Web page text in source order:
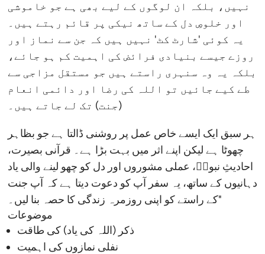
نہیں، بلکہ ان لوگوں کے لیے بھی ہے جو خاموشی
اور خلوصِ دل کے ساتھ نیکی پر قائم رہتے ہیں۔
یہ کوئی 'شارٹ کٹ' نہیں ہیں کہ جن سے نماز اور
روزے جیسے بنیادی فرائض کی اہمیت کم ہو جائے،
بلکہ یہ وہ سنہری راستے ہیں جو مستقل مزاجی سے
طے کیے جائیں تو اللہ کی رضا اور دائمی انعام
(جنت) تک لے جاتے ہیں۔
​ہر سبق ایک ایسے خاص عمل پر روشنی ڈالتا ہے جو بظاہر
چھوٹا ہے لیکن اپنے اثر میں بہت بڑا ہے۔ قرآنی بصیرت،
احادیثِ نبویؐ، عملی مشوروں اور دل کو چھو لینے والی یاد
دہانیوں کے ساتھ، یہ سفر آپ کو دعوت دیتا ہے کہ آپ جنت
کے راستے کو اپنی روزمرہ زندگی کا حصہ بنا لیں۔"
موضوعات
​ذکر (اللہ کی یاد) کی طاقت
​نفلی نمازوں کی اہمیت